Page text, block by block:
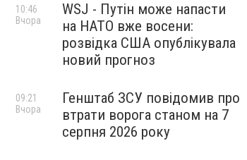
WSJ - Путін може напасти
на НАТО вже восени:
розвідка США опублікувала
новий прогноз
10:46
Вчора
Генштаб ЗСУ повідомив про
втрати ворога станом на 7
серпня 2026 року
09:21
Вчора